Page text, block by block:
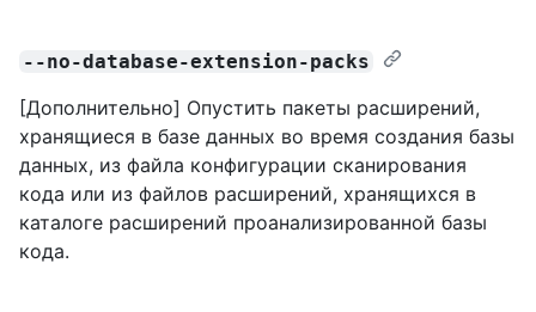
--no-database-extension-packs
[Дополнительно] Опустить пакеты расширений,
хранящиеся в базе данных во время создания базы
данных, из файла конфигурации сканирования
кода или из файлов расширений, хранящихся в
каталоге расширений проанализированной базы
кода.